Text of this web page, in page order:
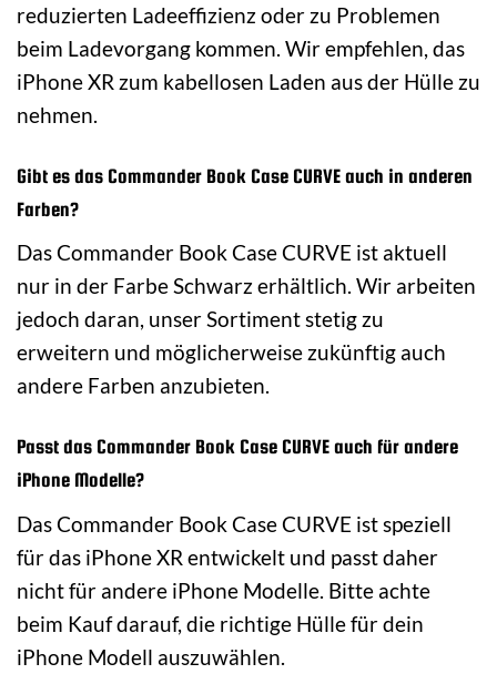
reduzierten Ladeeffizienz oder zu Problemen
beim Ladevorgang kommen. Wir empfehlen, das
iPhone XR zum kabellosen Laden aus der Hülle zu
nehmen.
Gibt es das Commander Book Case CURVE auch in anderen
Farben?
Das Commander Book Case CURVE ist aktuell
nur in der Farbe Schwarz erhältlich. Wir arbeiten
jedoch daran, unser Sortiment stetig zu
erweitern und möglicherweise zukünftig auch
andere Farben anzubieten.
Passt das Commander Book Case CURVE auch für andere
iPhone Modelle?
Das Commander Book Case CURVE ist speziell
für das iPhone XR entwickelt und passt daher
nicht für andere iPhone Modelle. Bitte achte
beim Kauf darauf, die richtige Hülle für dein
iPhone Modell auszuwählen.